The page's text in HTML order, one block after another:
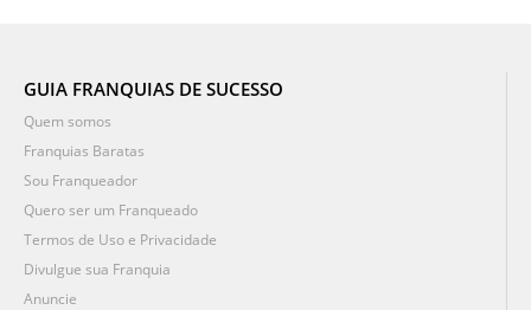
GUIA FRANQUIAS DE SUCESSO
Quem somos
Franquias Baratas
Sou Franqueador
Quero ser um Franqueado
Termos de Uso e Privacidade
Divulgue sua Franquia
Anuncie